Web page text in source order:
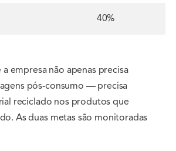
40%
empresa não apenas precisa
pós-consumo — precisa
reciclado nos produtos que
As duas metas são monitoradas